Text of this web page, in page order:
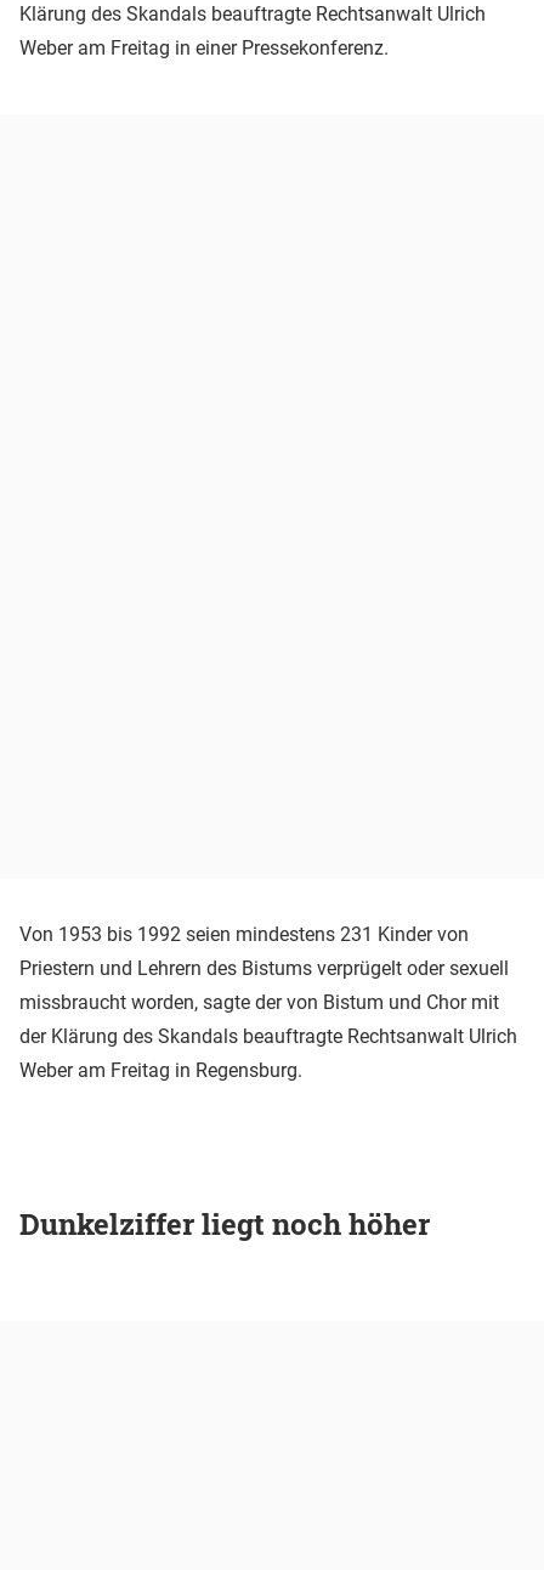
Klärung des Skandals beauftragte Rechtsanwalt Ulrich
Weber am Freitag in einer Pressekonferenz.
Von 1953 bis 1992 seien mindestens 231 Kinder von
Priestern und Lehrern des Bistums verprügelt oder sexuell
missbraucht worden, sagte der von Bistum und Chor mit
der Klärung des Skandals beauftragte Rechtsanwalt Ulrich
Weber am Freitag in Regensburg.
Dunkelziffer liegt noch höher